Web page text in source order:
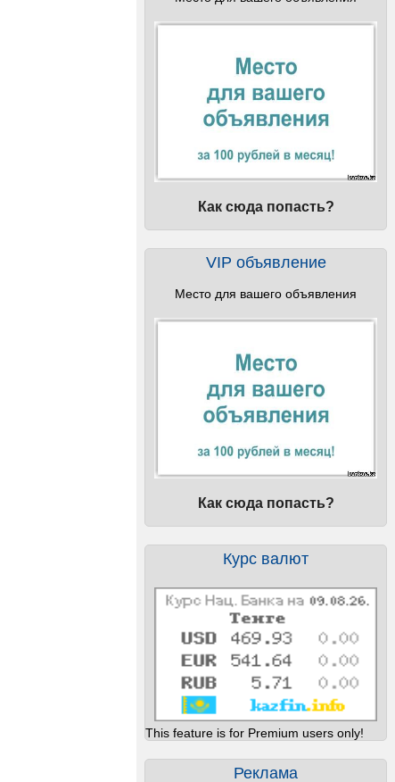
Как сюда попасть?
VIP объявление
Место для вашего объявления
Как сюда попасть?
Курс валют
This feature is for Premium users only!
Реклама